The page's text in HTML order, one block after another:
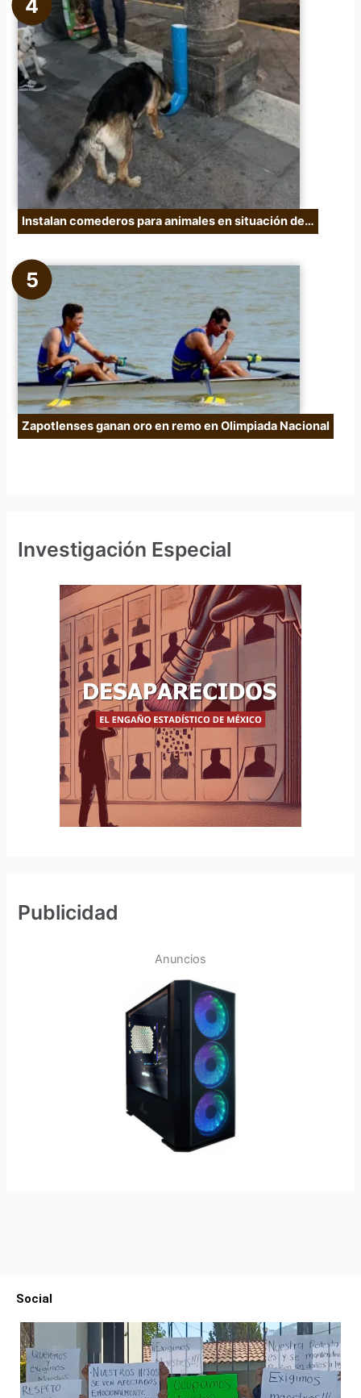
Instalan comederos para animales en situación de…
Zapotlenses ganan oro en remo en Olimpiada Nacional
Investigación Especial
Publicidad
Anuncios
Social